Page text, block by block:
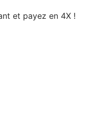
et payez en 4X !